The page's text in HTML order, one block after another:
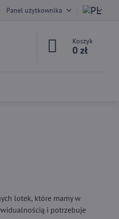
Panel użytkownika
Koszyk
0 zł
lotek, które mamy w
i potrzebuje